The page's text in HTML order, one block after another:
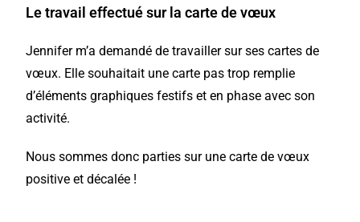
Le travail effectué sur la carte de vœux
Jennifer m’a demandé de travailler sur sescartes de
vœux. Elle souhaitait une carte pas trop remplie
d’éléments graphiques festifs et en phase avec son
activité.
Nous sommes donc parties sur une carte de vœux
positive et décalée !